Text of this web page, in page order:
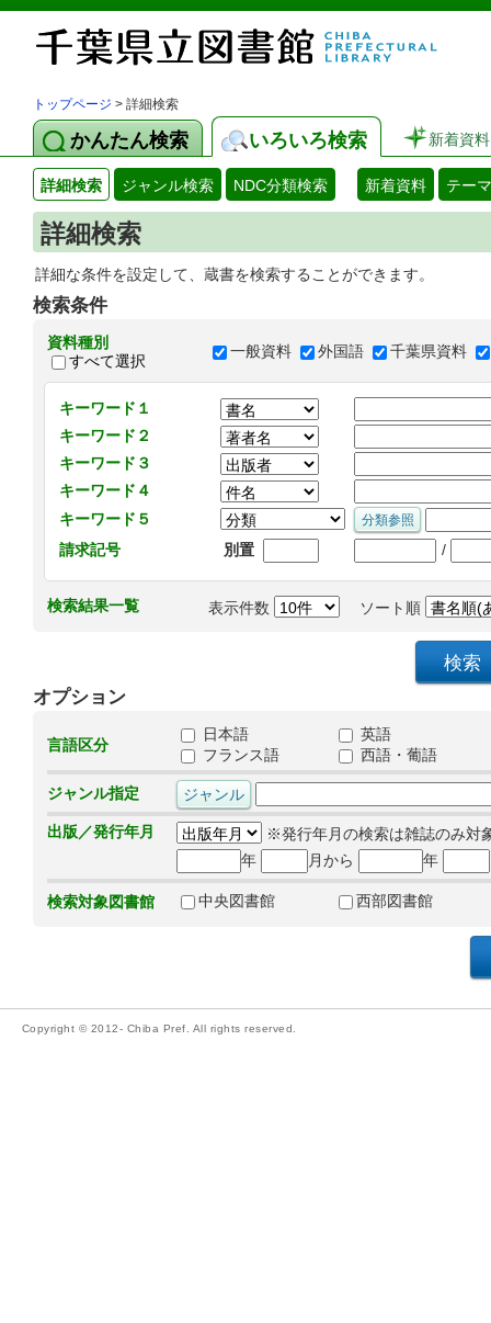
トップページ > 詳細検索
かんたん検索 いろいろ検索 新着資料
詳細検索 ジャンル検索 NDC分類検索 新着資料 テー
詳細検索
詳細な条件を設定して、蔵書を検索することができます。
検索条件
資料種別
すべて選択
一般資料 外国語 千葉県資料
キーワード１
キーワード２
キーワード３
キーワード４
キーワード５
請求記号
別置 /
検索結果一覧 表示件数 ソート順
オプション
言語区分
日本語
英語
フランス語
西語・葡語
ジャンル指定
出版／発行年月
※発行年月の検索は雑誌のみ対
年
月から 年
検索対象図書館 中央図書館 西部図書館
Copyright © 2012- Chiba Pref. All rights reserved.